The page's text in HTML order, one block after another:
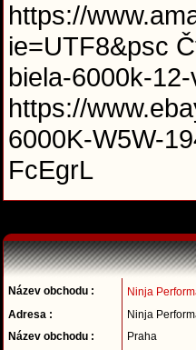
https://
ie=UTF8&psc
biela-6000k-
https://
6000K-W5W-
FcEgrL
Název obchodu : Ninja
Adresa :
Ninja
Název obchodu :
Praha